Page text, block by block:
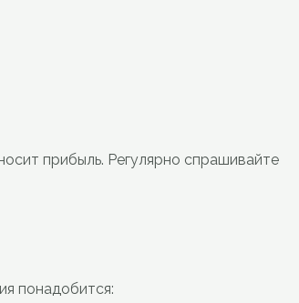
прибыль. Регулярно спрашивайте
понадобится: